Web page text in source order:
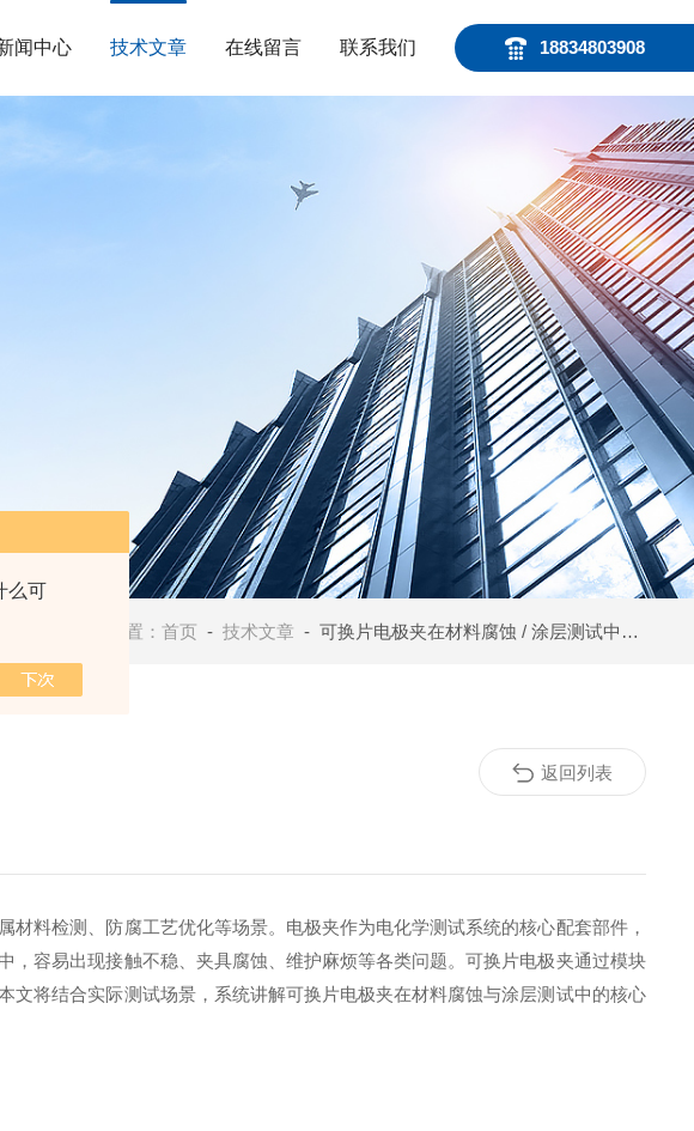
么可
18834803908
闻中心 技术文章 在线留言 联系我们
当前位置：首页 -技术文章 - 可换片电极夹在材料腐蚀 / 涂层测试中的优势
料检测、防腐工艺优化等场景。电极夹作为电化学测试系统的核心配套部件，
容易出现接触不稳、夹具腐蚀、维护麻烦等各类问题。可换片电极夹通过模块
将结合实际测试场景，系统讲解可换片电极夹在材料腐蚀与涂层测试中的核心
返回列表